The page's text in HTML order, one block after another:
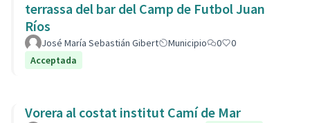
terrassa del bar del Camp de Futbol Juan
Ríos
José María Sebastián Gibert Municipio 0
0
Acceptada
Vorera al costat institut Camí de Mar